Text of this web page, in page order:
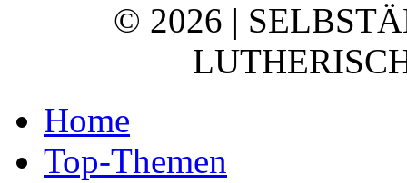
© 2026 |
Home
Top-Themen